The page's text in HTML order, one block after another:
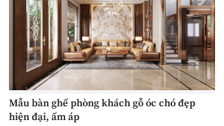
Mẫu bàn ghế phòng khách gỗ óc chó đẹp
hiện đại, ấm áp